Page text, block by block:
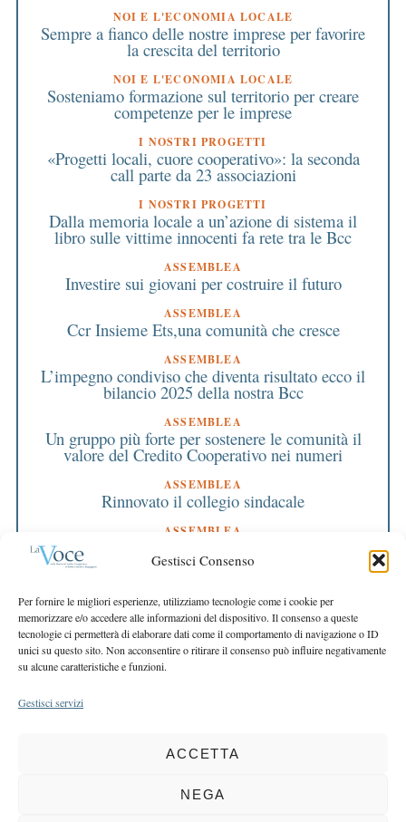
Gestisci Consenso
Per fornire le migliori esperienze, utilizziamo tecnologie come i cookie per
memorizzare e/o accedere alle informazioni del dispositivo. Il consenso a queste
tecnologie ci permetterà di elaborare dati come il comportamento di navigazione o ID
unici su questo sito. Non acconsentire o ritirare il consenso può influire negativamente
su alcune caratteristiche e funzioni.
Gestisci servizi
ACCETTA
NEGA
NOI E L'ECONOMIA LOCALE
Sempre a fianco delle nostre imprese per favorire
la crescita del territorio
NOI E L'ECONOMIA LOCALE
Sosteniamo formazione sul territorio per creare
competenze per le imprese
I NOSTRI PROGETTI
«Progetti locali, cuore cooperativo»: la seconda
call parte da 23 associazioni
I NOSTRI PROGETTI
Dalla memoria locale a un’azione di sistema il
libro sulle vittime innocenti fa rete tra le Bcc
ASSEMBLEA
Investire sui giovani per costruire il futuro
ASSEMBLEA
Ccr Insieme Ets,una comunità che cresce
ASSEMBLEA
L’impegno condiviso che diventa risultato ecco il
bilancio 2025 della nostra Bcc
ASSEMBLEA
Un gruppo più forte per sostenere le comunità il
valore del Credito Cooperativo nei numeri
ASSEMBLEA
Rinnovato il collegio sindacale
ASSEMBLEA
Bilancio approvato all’unanimità e 2 milioni
destinati al territorio
EDITORIALE DIRETTORE
Crescere restando riconoscibili
EDITORIALE PRESIDENTE
Costruire futuro insieme
COPYRIGHT 2025 LA VOCE |PRIVACY
BCC DI BUSTO GAROLFO E BUGUGGIATE